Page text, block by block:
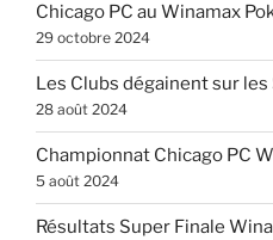
Chicago PC au Winamax
29 octobre 2024
Les Clubs dégainent sur les
28 août 2024
Championnat Chicago PC
5 août 2024
Résultats Super Finale